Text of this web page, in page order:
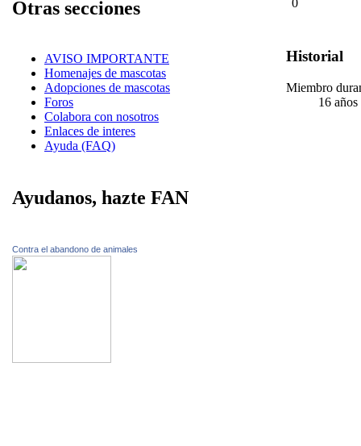
Otras secciones
AVISO IMPORTANTE
Homenajes de mascotas
Adopciones de mascotas
Foros
Colabora con nosotros
Enlaces de interes
Ayuda (FAQ)
Ayudanos, hazte FAN
Contra el abandono de animales
0
Historial
Miembro
16 años